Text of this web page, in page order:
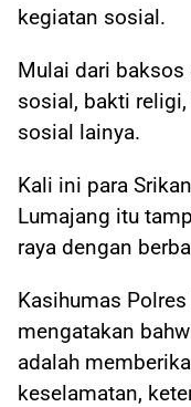
kegiatan sosial.
Mulai dari baksos
sosial, bakti
sosial lainya.
Kali ini para
Lumajang itu
raya dengan
Kasihumas
mengatakan
adalah
keselamatan,